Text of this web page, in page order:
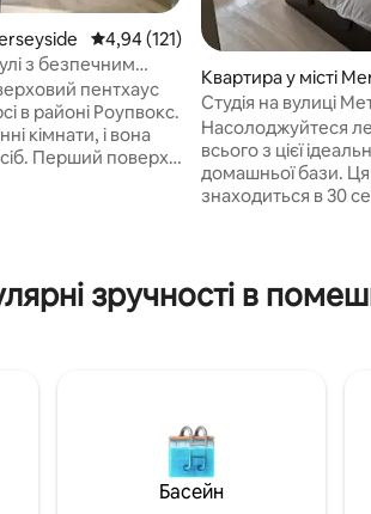
126
Середня оцінка: 4,94 з 5,
4,94 (121)
з безпечним
пентхаус
в районі Роупвокс.
кімнати, і вона
Перший поверх
великої сонячної
на південь, з
та
Квартира у місті
Студія на вулиці
Ліверпуля
Насолоджуйтеся
всього з цієї
домашньої бази. Ця стильна студія
знаходиться в 30
майданчиків на
декількох
декількох кроках
Ідеальний вибір для
бути в центрі міста.
зручності в
Басейн